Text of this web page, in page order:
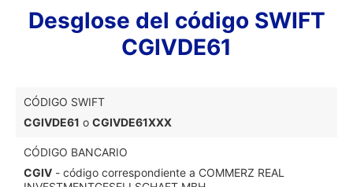
Desglose del código SWIFT
CGIVDE61
CÓDIGO SWIFT
CGIVDE61 o CGIVDE61XXX
CÓDIGO BANCARIO
CGIV - código correspondiente a COMMERZ REAL